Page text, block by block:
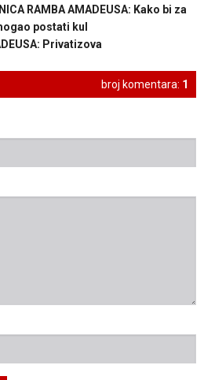
RAMBA AMADEUSA: Kako bi za
postati kul
Privatizova
broj komentara: 1